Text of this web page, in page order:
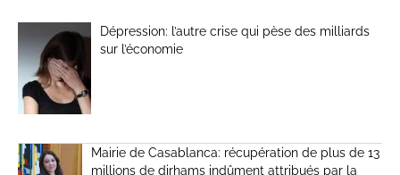
Dépression: l’autre crise qui pèse des milliards
sur l’économie
Mairie de Casablanca: récupération de plus de 13
millions de dirhams indûment attribués par la